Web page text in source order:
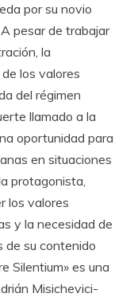
por su novio
pesar de trabajar
la
los valores
del régimen
llamado a la
oportunidad para
en situaciones
protagonista,
los valores
y la necesidad de
de su contenido
Silentium» es una
Misichevici-